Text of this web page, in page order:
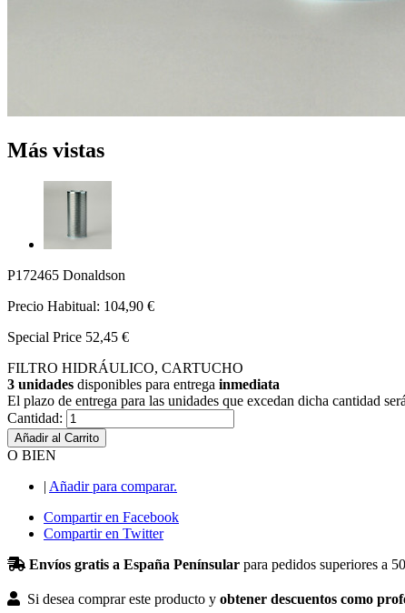
Más vistas
P172465 Donaldson
Precio Habitual: 104,90 €
Special Price 52,45 €
FILTRO HIDRÁULICO, CARTUCHO
3 unidades disponibles para entrega inmediata
El plazo de entrega para las unidades que excedan dicha cantidad
Cantidad:
Añadir al Carrito
O BIEN
| Añadir para comparar.
Compartir en Facebook
Compartir en Twitter
Envíos gratis a España Penínsular para pedidos superiores a
Si desea comprar este producto y obtener descuentos como